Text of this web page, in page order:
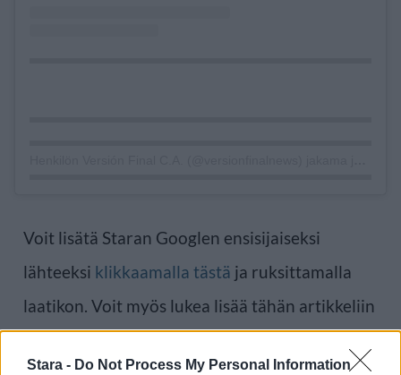
Stara - Do Not Process My Personal Information
Voit lisätä Staran Googlen ensisijaiseksi
lähteeksi klikkaamalla tästä ja ruksittamalla
laatikon. Voit myös lukea lisää tähän artikkeliin